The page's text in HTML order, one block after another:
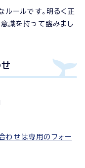
ルールです。明るく正
識を持って臨みまし
わせは専用のフォー